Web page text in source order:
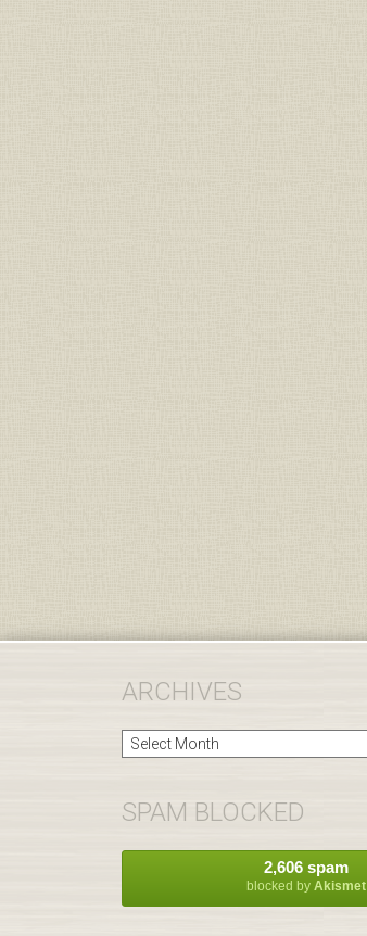
ARCHIVES
Archives
SPAM BLOCKED
2,606 spam
blocked by Akismet